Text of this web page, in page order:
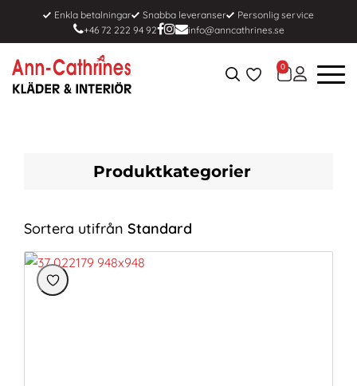
+46 72 222 94 92
Enkla betalningar Snabba leveranser
Personlig service
info@anncathrines.se
0
Produktkategorier
Sortera utifrån Standard